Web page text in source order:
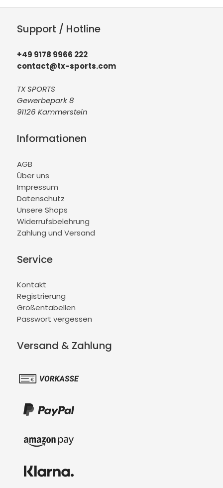
Support / Hotline
+49 9178 9966 222
contact@tx-sports.com
TX SPORTS
Gewerbepark 8
91126 Kammerstein
Informationen
AGB
Über uns
Impressum
Datenschutz
Unsere Shops
Widerrufsbelehrung
Zahlung und Versand
Service
Kontakt
Registrierung
Größentabellen
Passwort vergessen
Versand & Zahlung